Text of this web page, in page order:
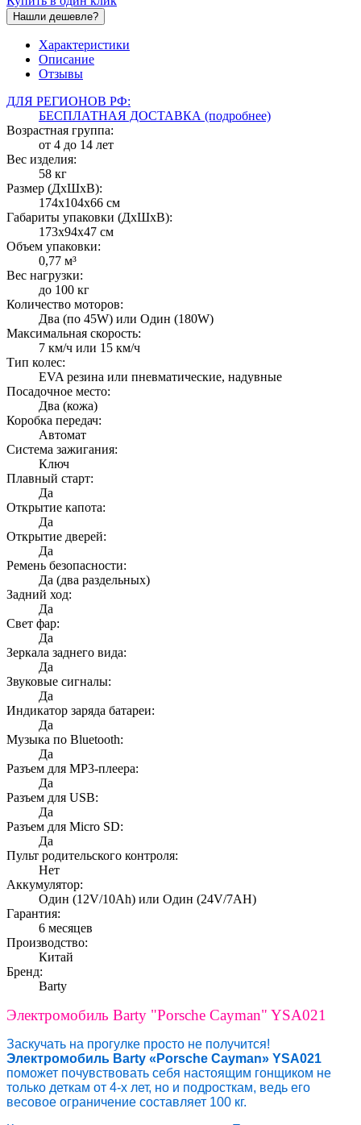
Нашли дешевле?
Характеристики
Описание
Отзывы
ДЛЯ РЕГИОНОВ РФ:
БЕСПЛАТНАЯ ДОСТАВКА (подробнее)
Возрастная группа:
от 4 до 14 лет
Вес изделия:
58 кг
Размер (ДxШxВ):
174x104x66 см
Габариты упаковки (ДxШxВ):
173x94x47 см
Объем упаковки:
0,77 м³
Вес нагрузки:
до 100 кг
Количество моторов:
Два (по 45W) или Один (180W)
Максимальная скорость:
7 км/ч или 15 км/ч
Тип колес:
EVA резина или пневматические, надувные
Посадочное место:
Два (кожа)
Коробка передач:
Автомат
Система зажигания:
Ключ
Плавный старт:
Да
Открытие капота:
Да
Открытие дверей:
Да
Ремень безопасности:
Да (два раздельных)
Задний ход:
Да
Свет фар:
Да
Зеркала заднего вида:
Да
Звуковые сигналы:
Да
Индикатор заряда батареи:
Да
Музыка по Bluetooth:
Да
Разъем для MP3-плеера:
Да
Разъем для USB:
Да
Разъем для Micro SD:
Да
Пульт родительского контроля:
Нет
Аккумулятор:
Один (12V/10Ah) или Один (24V/7AH)
Гарантия:
6 месяцев
Производство:
Китай
Бренд:
Barty
Электромобиль Barty "Porsche Cayman" YSA021
Заскучать на прогулке просто не получится!
Электромобиль Barty «Porsche Cayman» YSA021
поможет почувствовать себя настоящим гонщиком не
только деткам от 4-х лет, но и подросткам, ведь его
весовое ограничение составляет 100 кг.